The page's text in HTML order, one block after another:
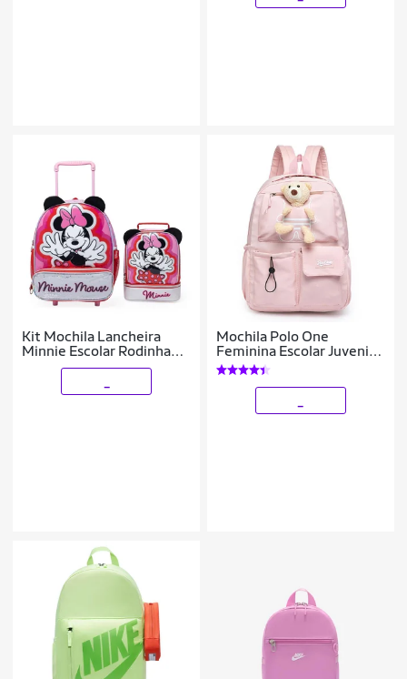
Kit Mochila Lancheira
Minnie Escolar Rodinha
Disney Feminina
Mochila Polo One
Feminina Escolar Juvenil
Menina Resistente 34
litros